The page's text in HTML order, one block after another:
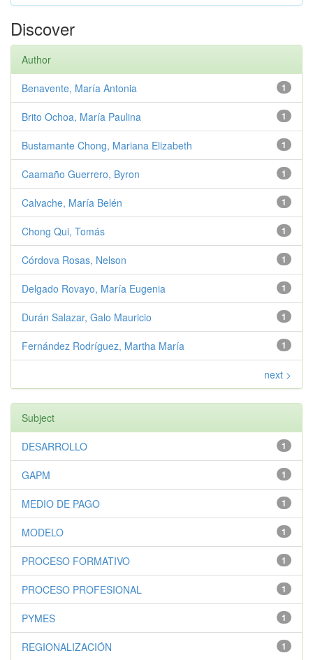
Discover
Author
1
Benavente, María Antonia
1
Brito Ochoa, María Paulina
1
Bustamante Chong, Mariana Elizabeth
1
Caamaño Guerrero, Byron
1
Calvache, María Belén
1
Chong Qui, Tomás
1
Córdova Rosas, Nelson
1
Delgado Rovayo, María Eugenia
1
Durán Salazar, Galo Mauricio
1
Fernández Rodríguez, Martha María
next >
Subject
1
DESARROLLO
1
GAPM
1
MEDIO DE PAGO
1
MODELO
1
PROCESO FORMATIVO
1
PROCESO PROFESIONAL
1
PYMES
1
REGIONALIZACIÓN